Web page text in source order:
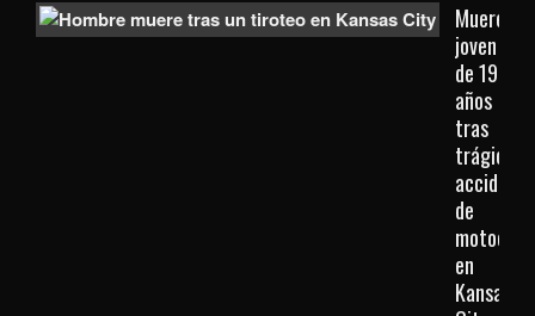
Muere
joven
de 19
años
tras
trágico
accidente
de
en
Kansas